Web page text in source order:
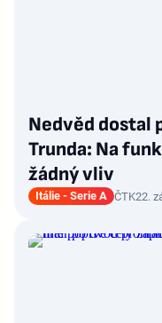
Nedvěd dostal
Trunda: Na
žádný vliv
Itálie - Serie A ČTK22.